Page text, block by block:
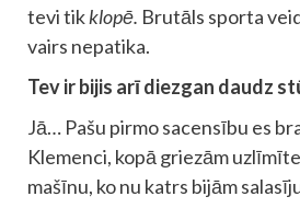
tevi tikklopē. Brutāls sporta
vairs nepatika.
Tev ir bijis arī diezgan daudz
Jā… Pašu pirmo sacensību es
Klemenci, kopā griezām
mašīnu, ko nu katrs bijām